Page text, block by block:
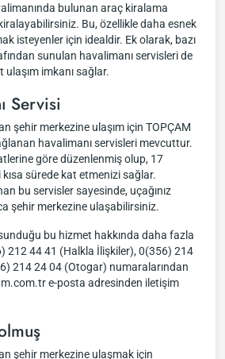
bulunan araç kiralama
Bu, özellikle daha esnek
isteyenler için idealdir. Ek olarak, bazı
sunulan havalimanı servisleri de
imkanı sağlar.
Servisi
şehir merkezine ulaşım için TOPÇAM
havalimanı servisleri mevcuttur.
göre düzenlenmiş olup, 17
sürede kat etmenizi sağlar.
bu servisler sayesinde, uçağınız
şehir merkezine ulaşabilirsiniz.
bu hizmet hakkında daha fazla
212 44 41 (Halkla İlişkiler), 0(356) 214
214 24 04 (Otogar) numaralarından
e-posta adresinden iletişim
şehir merkezine ulaşmak için